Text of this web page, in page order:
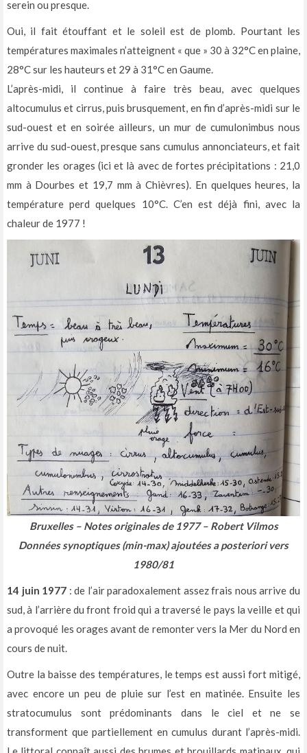
serein ou presque.
Oui, il fait étouffant et le soleil est de plomb. Pourtant les
températures maximales n’atteignent « que » 30 à 32°C en plaine,
28°C sur les hauteurs et 29 à 31°C en Gaume.
L’après-midi, il continue à faire très beau, avec quelques
altocumulus et cirrus, puis brusquement, en fin d’après-midi sur le
sud-ouest et en soirée ailleurs, un mur de cumulonimbus nous
arrive du sud-ouest, presque sans cumulus annonciateurs, et fait
gronder les orages (ici et là avec de fortes précipitations : 21,0
mm à Dourbes et 19,7 mm à Chièvres). En quelques heures, la
température perd quelques 10°C. C’en est déjà fini, avec la
chaleur de 1977 !
Bruxelles – Notes originales de 1977 – Robert Vilmos
Données synoptiques (min-max) ajoutées a posteriori vers
1980/81
14 juin 1977 : de l’air paradoxalement assez frais nous arrive du
sud, à l’arrière du front froid qui a traversé le pays la veille et qui
a provoqué les orages avant de remonter vers la Mer du Nord en
cours de nuit.
Outre la baisse des températures, le temps est aussi fort mitigé,
avec encore un peu de pluie sur l’est en matinée. Ensuite les
stratocumulus sont prédominants dans le ciel et ne se
transforment que partiellement en cumulus durant l’après-midi.